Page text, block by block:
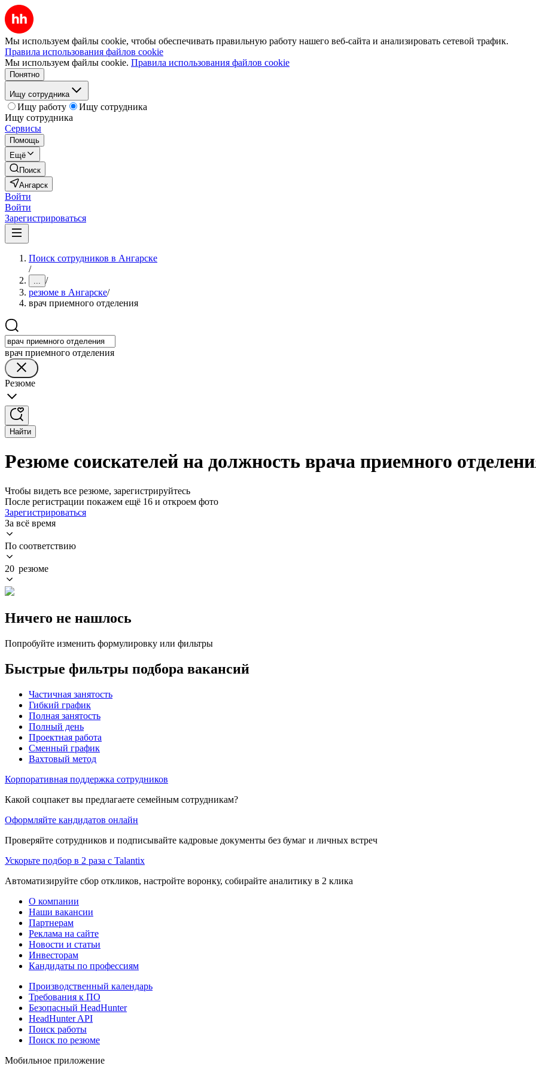
Мы используем файлы cookie, чтобы обеспечивать правильную работу нашего веб-сайта и анализировать сетевой трафик.
Правила использования файлов cookie
Мы используем файлы cookie. Правила использования файлов cookie
Понятно
Ищу сотрудника
Ищу работу
Ищу сотрудника
Ищу сотрудника
Сервисы
Помощь
Ещё
Поиск
Ангарск
Войти
Войти
Зарегистрироваться
Поиск сотрудников в Ангарске
/
... /
резюме в Ангарске/
врач приемного отделения
врач приемного отделения
Резюме
Найти
Резюме соискателей на должность врача приемного
Чтобы видеть все резюме, зарегистрируйтесь
После регистрации покажем ещё 16 и откроем фото
Зарегистрироваться
За всё время
По соответствию
20 резюме
Ничего не нашлось
Попробуйте изменить формулировку или фильтры
Быстрые фильтры подбора вакансий
Частичная занятость
Гибкий график
Полная занятость
Полный день
Проектная работа
Сменный график
Вахтовый метод
Корпоративная поддержка сотрудников
Какой соцпакет вы предлагаете семейным сотрудникам?
Оформляйте кандидатов онлайн
Проверяйте сотрудников и подписывайте кадровые документы без бумаг и личных встреч
Ускорьте подбор в 2 раза с Talantix
Автоматизируйте сбор откликов, настройте воронку, собирайте аналитику в 2 клика
О компании
Наши вакансии
Партнерам
Реклама на сайте
Новости и статьи
Инвесторам
Кандидаты по профессиям
Производственный календарь
Требования к ПО
Безопасный HeadHunter
HeadHunter API
Поиск работы
Поиск по резюме
Мобильное приложение